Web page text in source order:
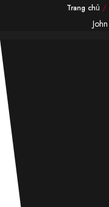
Trang chủ /
John